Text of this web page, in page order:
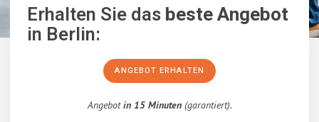
Erhalten Sie dasbeste Angebot
in Berlin:
ANGEBOT ERHALTEN
Angebotin 15 Minuten(garantiert).